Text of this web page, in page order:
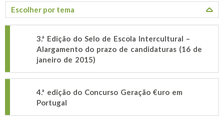
3.ª Edição do Selo de Escola Intercultural –
Alargamento do prazo de candidaturas (16 de
janeiro de 2015)
4.ª edição do Concurso Geração €uro em
Portugal